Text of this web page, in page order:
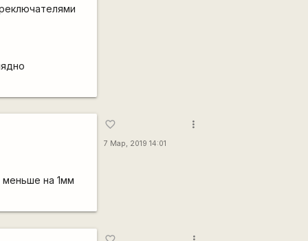
меньше на 1мм
favorite_border
7 Мар, 2019 14:01
more_vert